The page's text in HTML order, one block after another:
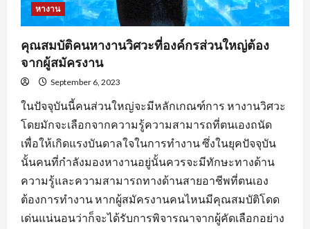
หางาน
คุณสมบัติคนหางานวิศวะที่องค์กรส่วนใหญ่ต้อง
จากผู้สมัครงาน
September 6, 2023
ในปัจจุบันนี้คนส่วนใหญ่จะมีหลักเกณฑ์การ หางานวิศวะ
โดยมักจะเลือกจากความรู้ความสามารถที่ตนเองถนัด
เพื่อให้เกิดแรงบันดาลใจในการทำงาน ซึ่งในยุคปัจจุบัน
นั้นคนที่กำลังมองหางานอยู่นั้นควรจะมีทักษะทางด้าน
ความรู้และความสามารถทางด้านสายอาชีพที่ตนเอง
ต้องการทำงาน หากผู้สมัครงานคนไหนมีคุณสมบัติโดด
เด่นแน่นอนว่าก็จะได้รับการพิจารณาจากผู้คัดเลือกอย่าง